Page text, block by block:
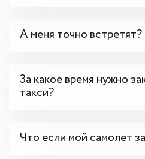
А меня точно встретят?
За какое время нужно
такси?
Что если мой самолет